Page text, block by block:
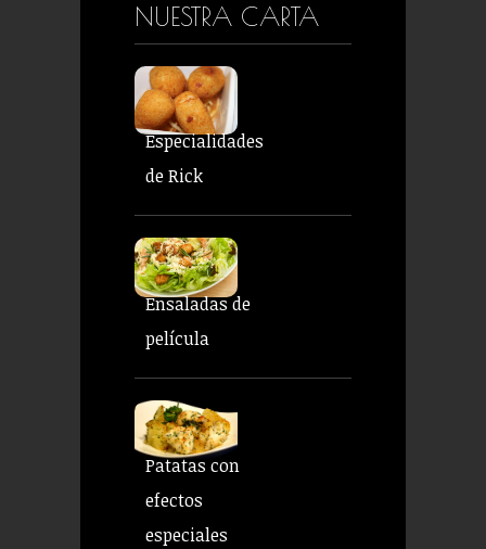
NUESTRA CARTA
Especialidades
de Rick
Ensaladas de
película
Patatas con
efectos
especiales